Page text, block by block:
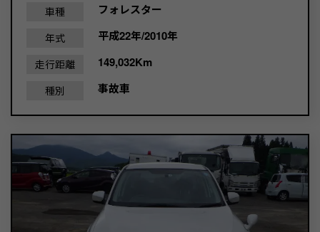
車種 フォレスター
年式 平成22年/2010年
走行距離 149,032Km
種別 事故車